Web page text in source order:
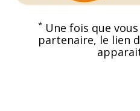
*Une fois que
partenaire, le lien